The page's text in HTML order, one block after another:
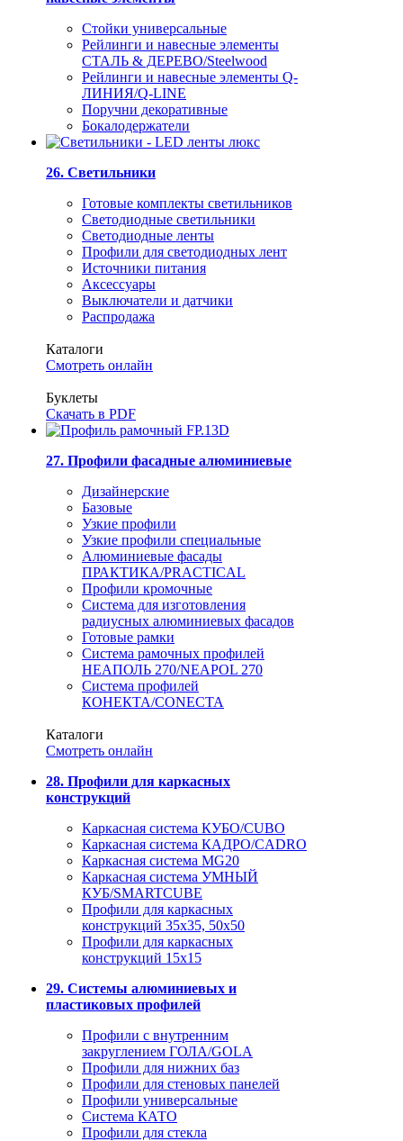
Стойки универсальные
Рейлинги и навесные элементы
СТАЛЬ & ДЕРЕВО/Steelwood
Рейлинги и навесные элементы Q-
ЛИНИЯ/Q-LINE
Поручни декоративные
Бокалодержатели
26. Светильники
Готовые комплекты светильников
Светодиодные светильники
Светодиодные ленты
Профили для светодиодных лент
Источники питания
Аксессуары
Выключатели и датчики
Распродажа
Каталоги
Смотреть онлайн
Буклеты
Скачать в PDF
27. Профили фасадные алюминиевые
Дизайнерские
Базовые
Узкие профили
Узкие профили специальные
Алюминиевые фасады
ПРАКТИКА/PRACTICAL
Профили кромочные
Система для изготовления
радиусных алюминиевых фасадов
Готовые рамки
Система рамочных профилей
НЕАПОЛЬ 270/NEAPOL 270
Система профилей
КОНЕКТА/CONECTA
Каталоги
Смотреть онлайн
28. Профили для каркасных
конструкций
Каркасная система КУБО/CUBO
Каркасная система КАДРО/CADRO
Каркасная система MG20
Каркасная система УМНЫЙ
КУБ/SMARTCUBE
Профили для каркасных
конструкций 35x35, 50x50
Профили для каркасных
конструкций 15х15
29. Системы алюминиевых и
пластиковых профилей
Профили с внутренним
закруглением ГОЛА/GOLA
Профили для нижних баз
Профили для стеновых панелей
Профили универсальные
Система КАТО
Профили для стекла